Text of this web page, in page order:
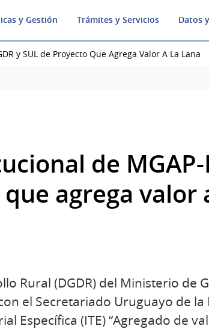
y Gestión Trámites y Servicios Datos
y SUL de Proyecto Que Agrega Valor A La Lana
de MGAP-
agrega valor
Rural (DGDR) del Ministerio de
el Secretariado Uruguayo de la
Específica (ITE) “Agregado de